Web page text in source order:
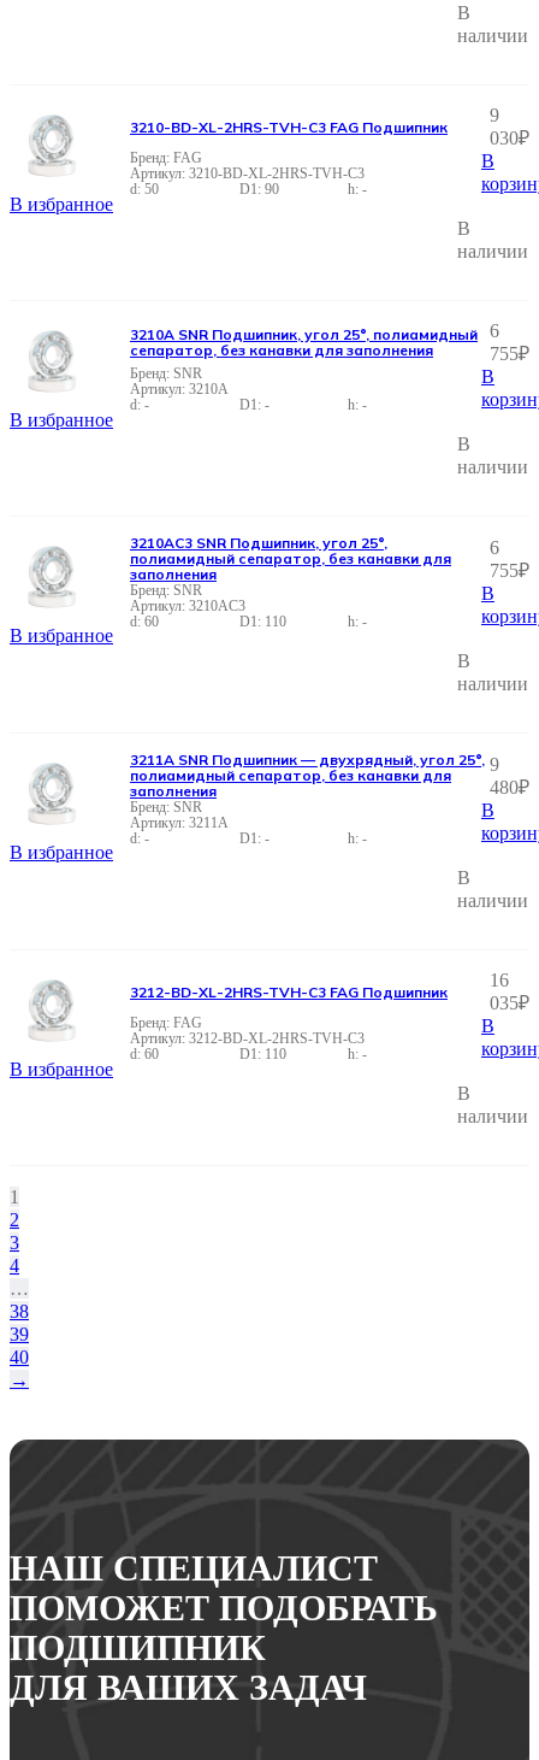
В
наличии
В избранное
3210-BD-XL-2HRS-TVH-C3
50
90 -
FAG
3210-BD-XL-2HRS-TVH-C3 FAG Подшипник
9
030₽
В
В
наличии
В избранное
3210A
-
- -
SNR
3210A SNR Подшипник, угол 25°, полиамидный
сепаратор, без канавки для заполнения
6
755₽
В
В
наличии
В избранное
3210AC3
60
110 -
SNR
3210AC3 SNR Подшипник, угол 25°,
полиамидный сепаратор, без канавки для
заполнения
6
755₽
В
В
наличии
В избранное
3211A
-
- -
SNR
3211A SNR Подшипник — двухрядный, угол 25°,
полиамидный сепаратор, без канавки для
заполнения
9
480₽
В
В
наличии
В избранное
3212-BD-XL-2HRS-TVH-C3
60
110 -
FAG
3212-BD-XL-2HRS-TVH-C3 FAG Подшипник
16
035₽
В
В
наличии
1
2
3
4
…
38
39
40
→
НАШ СПЕЦИАЛИСТ
ПОМОЖЕТ ПОДОБРАТЬ
ПОДШИПНИК
ДЛЯ ВАШИХ ЗАДАЧ